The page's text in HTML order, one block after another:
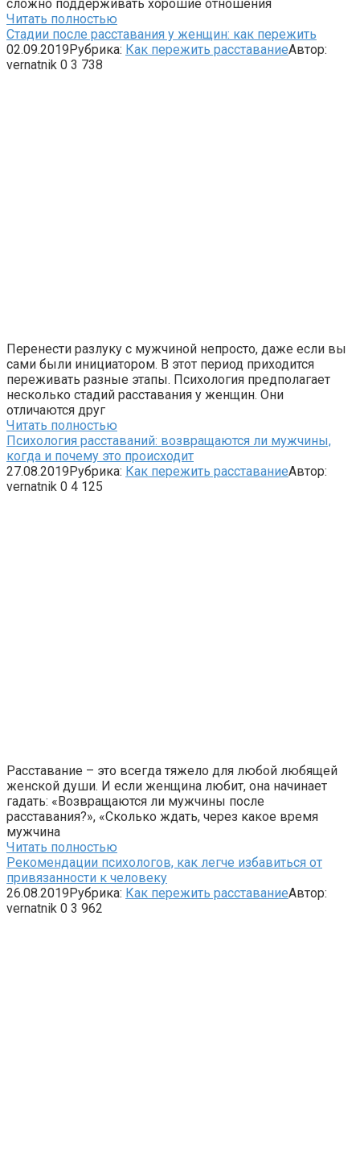
сложно поддерживать хорошие отношения
Читать полностью
Стадии после расставания у женщин: как пережить
02.09.2019Рубрика: Как пережить расставаниеАвтор:
vernatnik 0 3 738
Перенести разлуку с мужчиной непросто, даже если вы
сами были инициатором. В этот период приходится
переживать разные этапы. Психология предполагает
несколько стадий расставания у женщин. Они
отличаются друг
Читать полностью
Психология расставаний: возвращаются ли мужчины,
когда и почему это происходит
27.08.2019Рубрика: Как пережить расставаниеАвтор:
vernatnik 0 4 125
Расставание – это всегда тяжело для любой любящей
женской души. И если женщина любит, она начинает
гадать: «Возвращаются ли мужчины после
расставания?», «Сколько ждать, через какое время
мужчина
Читать полностью
Рекомендации психологов, как легче избавиться от
привязанности к человеку
26.08.2019Рубрика: Как пережить расставаниеАвтор:
vernatnik 0 3 962